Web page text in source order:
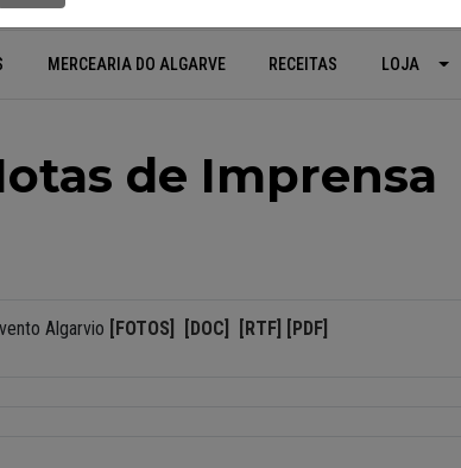
MERCEARIA DO ALGARVE RECEITAS LOJA
de Imprensa
Algarvio [FOTOS] [DOC] [RTF] [PDF]